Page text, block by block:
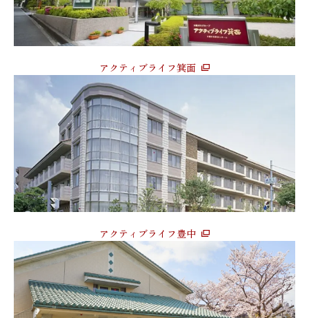
アクティブライフ箕面
アクティブライフ豊中